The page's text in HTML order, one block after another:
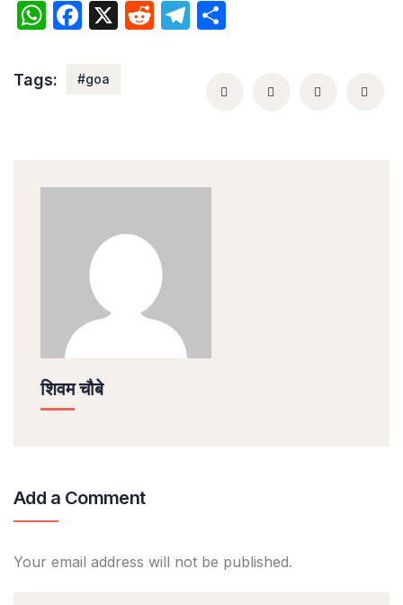
WhatsApp
Facebook
X RedditTelegram
Tags: #goa
शिवम चौबे
Add a Comment
Your email address will not be published.